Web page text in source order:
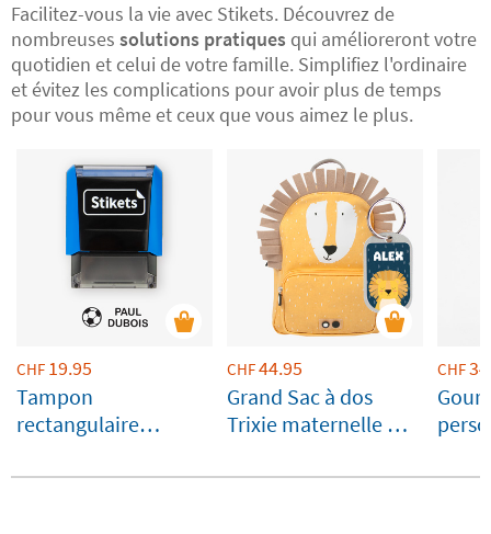
Facilitez-vous la vie avec Stikets. Découvrez de
nombreuses solutions pratiques qui amélioreront votre
quotidien et celui de votre famille. Simplifiez l'ordinaire
et évitez les complications pour avoir plus de temps
pour vous même et ceux que vous aimez le plus.
CHF 19.95
Tampon
rectangulaire
marquer le linge et
CHF44.95
Grand Sac à dos
Trixie maternelle Mr.
CHF